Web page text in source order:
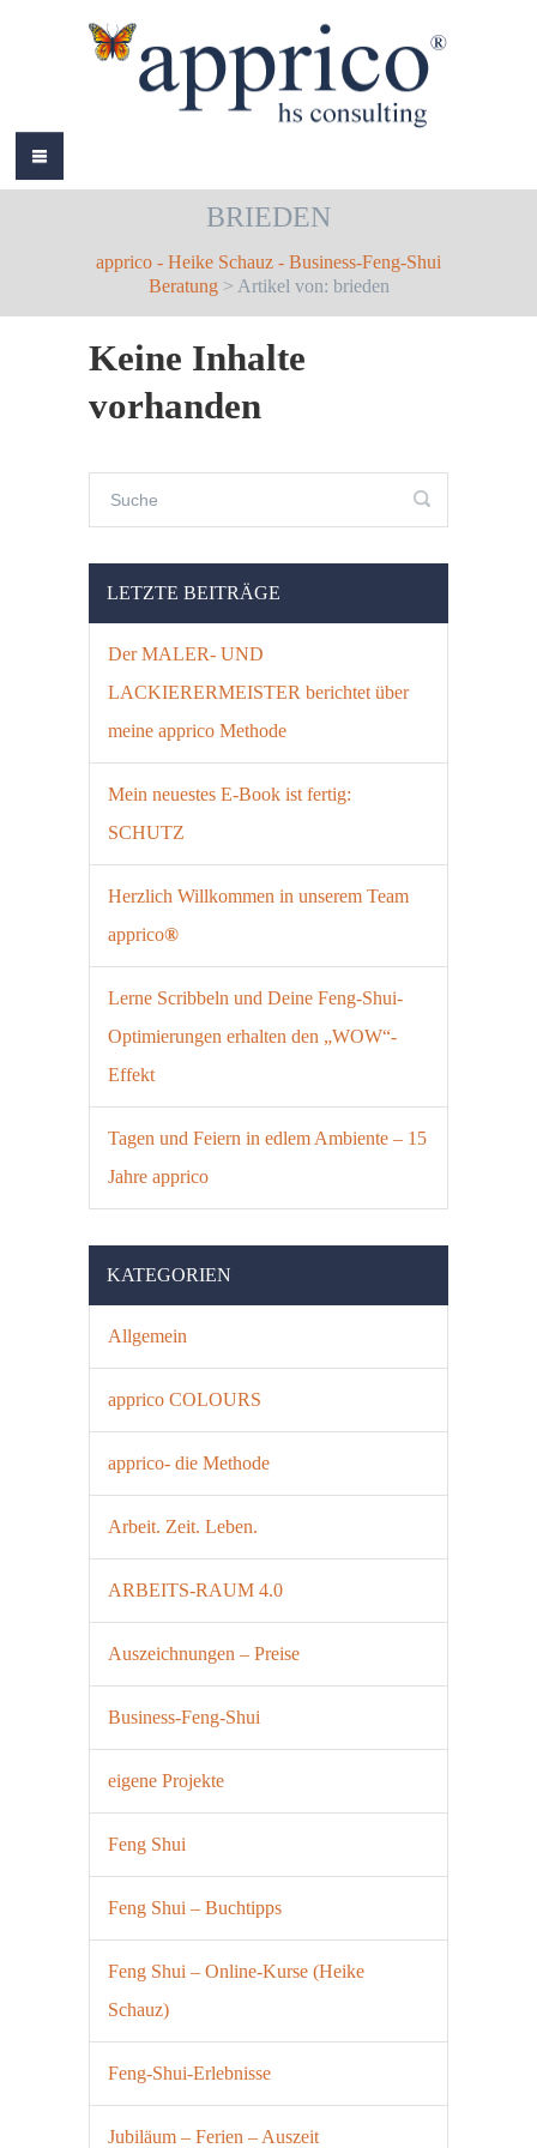
ÜBER MICH
LEISTUNGEN
AKTUELLES
REFERENZEN
KONTAKT
BRIEDEN
apprico - Heike Schauz - Business-Feng-Shui
Beratung> Artikel von: brieden
Keine Inhalte
vorhanden
LETZTE BEITRÄGE
Der MALER- UND
LACKIERERMEISTER berichtet über
meine apprico Methode
Mein neuestes E-Book ist fertig:
SCHUTZ
Herzlich Willkommen in unserem Team
apprico®
Lerne Scribbeln und Deine Feng-Shui-
Optimierungen erhalten den „WOW“-
Effekt
Tagen und Feiern in edlem Ambiente – 15
Jahre apprico
KATEGORIEN
Allgemein
apprico COLOURS
apprico- die Methode
Arbeit. Zeit. Leben.
ARBEITS-RAUM 4.0
Auszeichnungen – Preise
Business-Feng-Shui
eigene Projekte
Feng Shui
Feng Shui – Buchtipps
Feng Shui – Online-Kurse (Heike
Schauz)
Feng-Shui-Erlebnisse
Jubiläum – Ferien – Auszeit